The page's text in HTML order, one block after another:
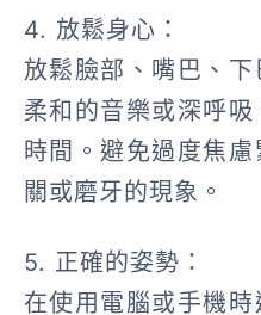
4. 放鬆身心 ：
放鬆臉部、嘴巴、
柔和的音樂或深呼
時間。避免過度焦
關或磨牙的現象。
5. 正確的姿勢 ：
在使用電腦或手機